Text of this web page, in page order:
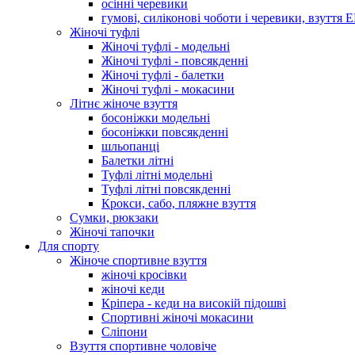
осінні черевики
гумові, силіконові чоботи і черевики, взуття
Жіночі туфлі
Жіночі туфлі - модельні
Жіночі туфлі - повсякденні
Жіночі туфлі - балетки
Жіночі туфлі - мокасини
Літнє жіноче взуття
босоніжки модельні
босоніжки повсякденні
шльопанці
Балетки літні
Туфлі літні модельні
Туфлі літні повсякденні
Крокси, сабо, пляжне взуття
Сумки, рюкзаки
Жіночі тапочки
Для спорту
Жіноче спортивне взуття
жіночі кросівки
жіночі кеди
Кріпера - кеди на високій підошві
Спортивні жіночі мокасини
Сліпони
Взуття спортивне чоловіче